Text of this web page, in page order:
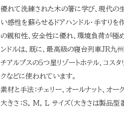
優れて洗練された木の箸に学び、現代の
い感性を蘇らせるドアハンドル・手すりを
の親和性、安全性に優れ、環境負荷が極
ンドルは、既に、最高級の寝台列車JR九州
チアルプスの5つ星リゾートホテル、コスタ
クなどに使われています。
素材と手法：チェリー、オールナット、オー
大きさ：S, M, L サイズ（大きさは製品型